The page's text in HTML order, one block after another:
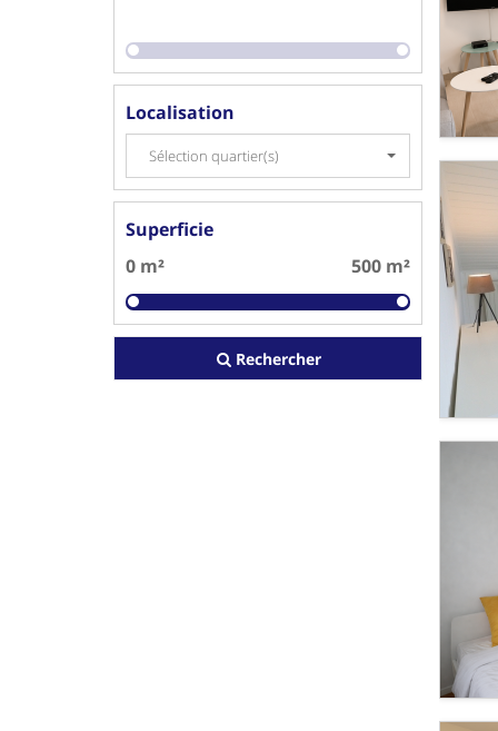
Localisation
Sélection quartier(s)
Superficie
0 m²
500 m²
Rechercher